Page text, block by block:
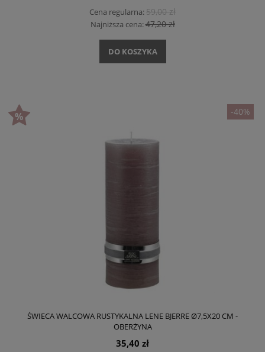
Cena regularna:59,00 zł
Najniższa cena:47,20 zł
DO KOSZYKA
ŚWIECA WALCOWA RUSTYKALNA LENE BJERRE Ø7,5X20 CM -
OBERŻYNA
35,40 zł
-40%